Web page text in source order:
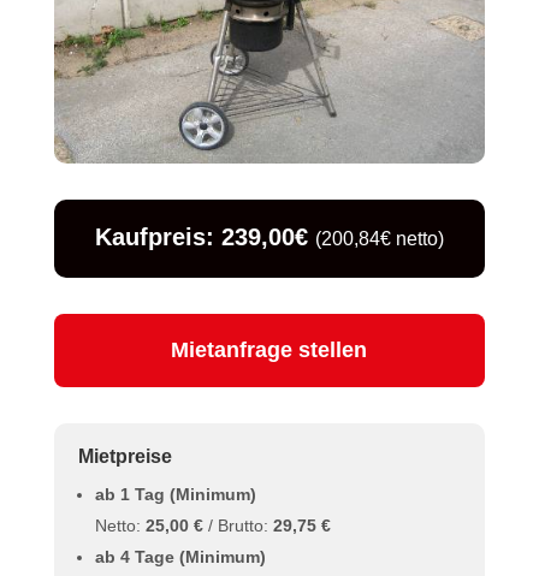
Kaufpreis: 239,00€ (200,84€ netto)
Mietanfrage stellen
Mietpreise
ab 1 Tag (Minimum)
Netto: 25,00 €/ Brutto: 29,75 €
ab 4 Tage (Minimum)